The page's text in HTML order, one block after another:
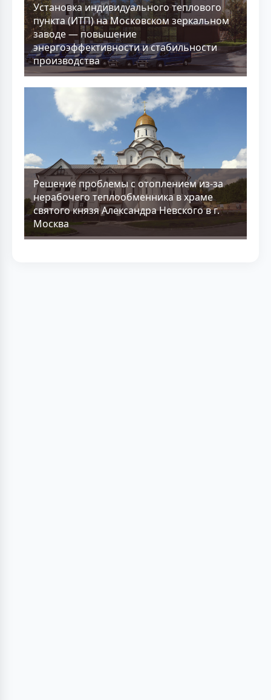
Установка индивидуального теплового
пункта (ИТП) на Московском зеркальном
заводе — повышение
энергоэффективности и стабильности
производства
Решение проблемы с отоплением из-за
нерабочего теплообменника в храме
святого князя Александра Невского в г.
Москва